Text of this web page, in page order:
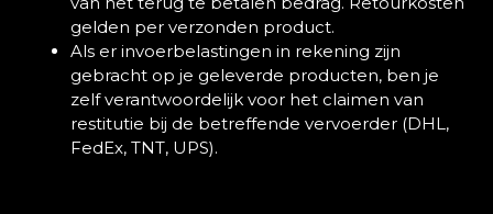
gelden per verzonden product.
Als er invoerbelastingen in rekening zijn
gebracht op je geleverde producten, ben je
zelf verantwoordelijk voor het claimen van
restitutie bij de betreffende vervoerder (DHL,
FedEx, TNT, UPS).